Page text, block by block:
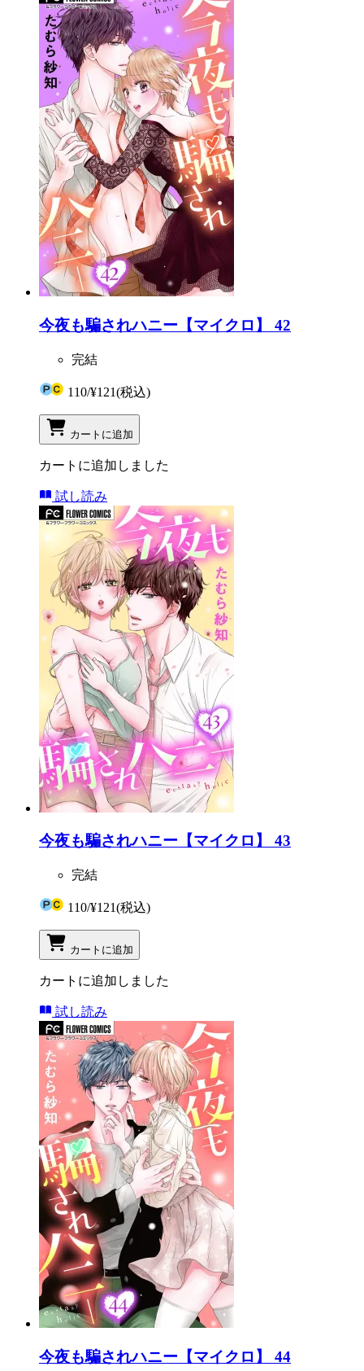
今夜も騙されハニー【マイクロ】 42
完結
110/¥121(税込)
カートに追加
カートに追加しました
試し読み
今夜も騙されハニー【マイクロ】 43
完結
110/¥121(税込)
カートに追加
カートに追加しました
試し読み
今夜も騙されハニー【マイクロ】 44